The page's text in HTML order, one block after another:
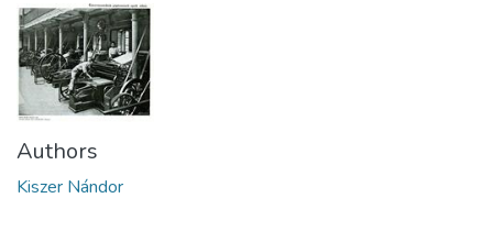
Authors
Kiszer Nándor